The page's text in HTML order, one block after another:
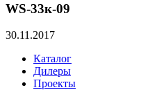
WS-33к-09
30.11.2017
Каталог
Дилеры
Проекты